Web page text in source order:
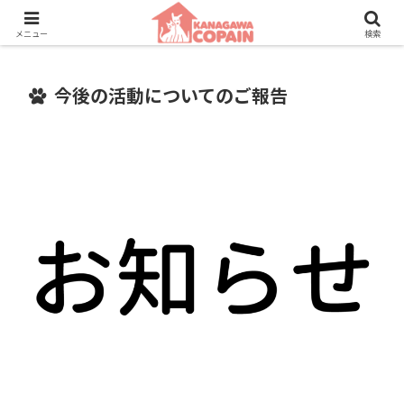
保護動物たちに、新しい家族との素敵な出会いを。
今後の活動についてのご報告
メニュー 検索